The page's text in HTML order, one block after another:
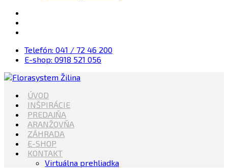
Telefón: 041 / 72 46 200
E-shop: 0918 521 056
Florasystem Žilina
Kvety, Sviečky, dekorácie, Záhrada
ÚVOD
INŠPIRÁCIE
PREDAJŇA
ARANŽOVŇA
ZÁHRADA
E-SHOP
KONTAKT
Virtuálna prehliadka